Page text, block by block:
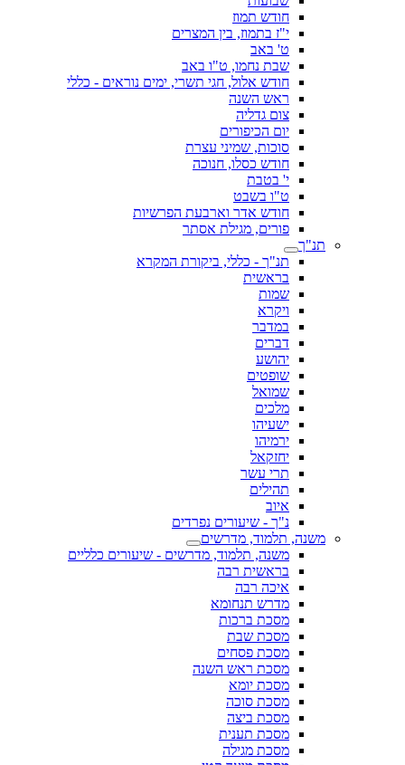
חודש תמוז
י"ז בתמוז, בין המצרים
ט' באב
שבת נחמו, ט"ו באב
חודש אלול, חגי תשרי, ימים נוראים - כללי
ראש השנה
צום גדליה
יום הכיפורים
סוכות, שמיני עצרת
חודש כסלו, חנוכה
י' בטבת
ט"ו בשבט
חודש אדר וארבעת הפרשיות
פורים, מגילת אסתר
תנ"ך
תנ"ך - כללי, ביקורת המקרא
בראשית
שמות
ויקרא
במדבר
דברים
יהושע
שופטים
שמואל
מלכים
ישעיהו
ירמיהו
יחזקאל
תרי עשר
תהילים
איוב
נ"ך - שיעורים נפרדים
משנה, תלמוד, מדרשים
משנה, תלמוד, מדרשים - שיעורים כלליים
בראשית רבה
איכה רבה
מדרש תנחומא
מסכת ברכות
מסכת שבת
מסכת פסחים
מסכת ראש השנה
מסכת יומא
מסכת סוכה
מסכת ביצה
מסכת תענית
מסכת מגילה